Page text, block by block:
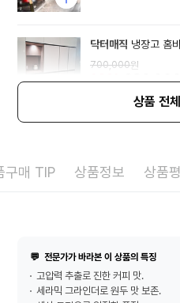
닥터매직 냉장고 홈
700,000원
10%
상품 전
구매 TIP 상품정보 상품
💬 전문가가 바라본 이 상품의 특징
고압력 추출로 진한 커피 맛.
세라믹 그라인더로 원두 맛 보존.